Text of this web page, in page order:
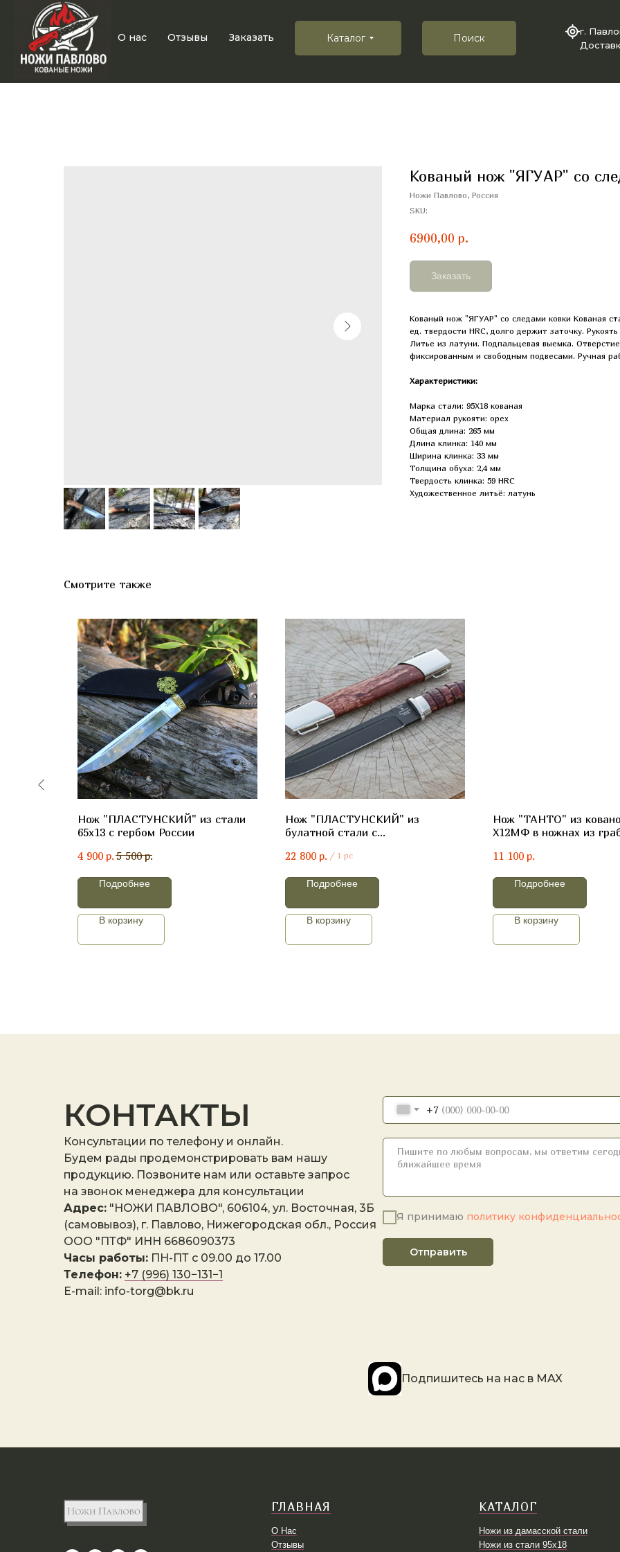
г.
Поиск
Каталог
Заказать
Отзывы
О нас
Кованый нож "ЯГУАР" со
Ножи Павлово, Россия
SKU:
6900,00 р.
Заказать
Кованый нож "ЯГУАР" со следами ковки Кованая
ед. твердости HRC, долго держит заточку.
Литье из латуни. Подпальцевая выемка.
фиксированным и свободным подвесами. Ручная
Характеристики:
Марка стали: 95Х18 кованая
Материал рукояти: орех
Общая длина: 265 мм
Длина клинка: 140 мм
Ширина клинка: 33 мм
Толщина обуха: 2,4 мм
Твердость клинка: 59 HRC
Художественное литьё: латунь
Смотрите также
Нож "ПЛАСТУНСКИЙ" из стали
65х13 с гербом России
4 900 р. 5 500 р.
Подробнее
В корзину
Нож "ПЛАСТУНСКИЙ" из
булатной стали с
березой
22 800 р. / 1 pc
Подробнее
В корзину
Нож "ТАНТО" из
Х12МФ в ножнах из
11 100 р.
Подробнее
В корзину
КОНТАКТЫ
Консультации по телефону и онлайн.
Будем рады продемонстрировать вам нашу
продукцию. Позвоните нам или оставьте запрос
на звонок менеджера для консультации
Адрес: "НОЖИ ПАВЛОВО", 606104, ул. Восточная, 3Б
(самовывоз), г. Павлово, Нижегородская обл., Россия
ООО "ПТФ" ИНН 6686090373
Часы работы: ПН-ПТ с 09.00 до 17.00
Телефон: +7 (996) 130−131−1
E-mail: info-torg@bk.ru
+7
Я принимаю политику
Отправить
Подпишитесь на наc в MAX
ГЛАВНАЯ
О Нас
Отзывы
КАТАЛОГ
Ножи из дамасской стали
Ножи из стали 95х18